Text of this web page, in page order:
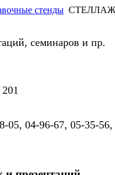
стенды СТЕЛЛАЖ
семинаров и пр.
05, 04-96-67, 05-35-56,